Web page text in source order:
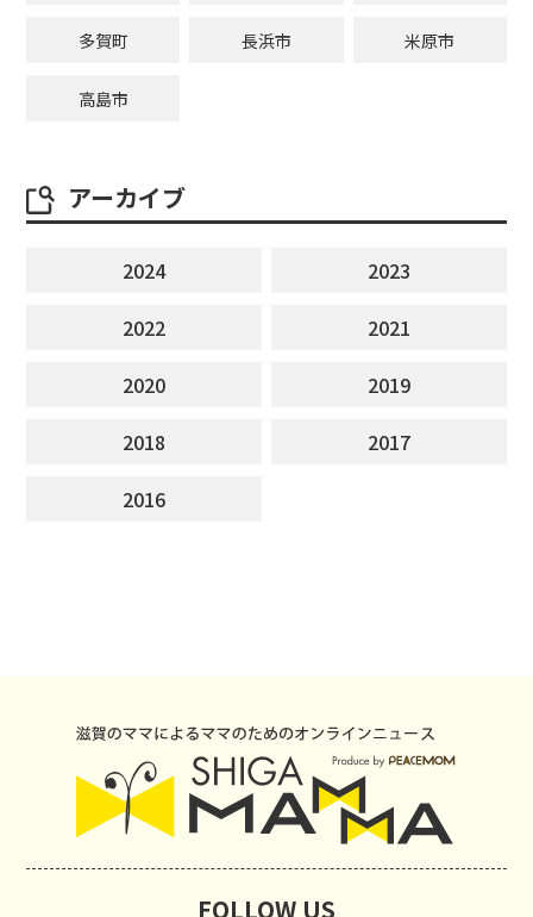
多賀町 長浜市 米原市
高島市
アーカイブ
2024
2023
2022
2021
2020
2019
2018
2017
2016
FOLLOW US